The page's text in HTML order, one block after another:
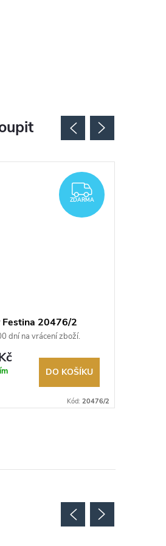
ZDARMA
ZDARMA
Festina 20476/2
dní na vrácení zboží.
prodejce.
DO KOŠÍKU
Kód: 20476/2